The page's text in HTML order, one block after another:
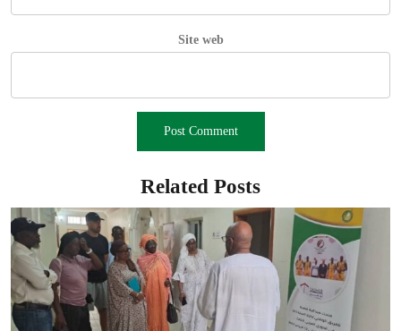
Site web
Related Posts